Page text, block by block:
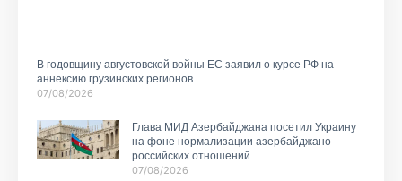
В годовщину августовской войны ЕС заявил о курсе РФ на
аннексию грузинских регионов
07/08/2026
Глава МИД Азербайджана посетил Украину
на фоне нормализации азербайджано-
российских отношений
07/08/2026